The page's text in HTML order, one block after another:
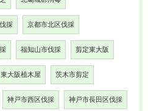
採 京都市北区伐採
福知山市伐採 剪定東大阪
東大阪植木屋 茨木市剪定
神戸市西区伐採 神戸市長田区伐採